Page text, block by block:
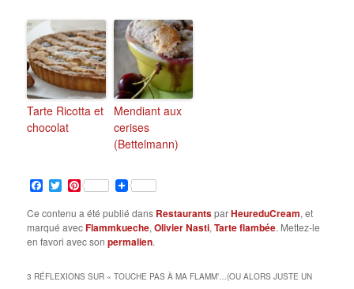
Tarte Ricotta et
chocolat
Mendiant aux
cerises
(Bettelmann)
Facebook
TwitterPinterest
Ce contenu a été publié dans RestaurantsparHeureduCream, et
marqué avecFlammkueche,Olivier Nasti,Tarte flambée. Mettez-le
en favori avec sonpermalien.
3 RÉFLEXIONS SUR «TOUCHE PAS À MA FLAMM’…(OU ALORS JUSTE UN